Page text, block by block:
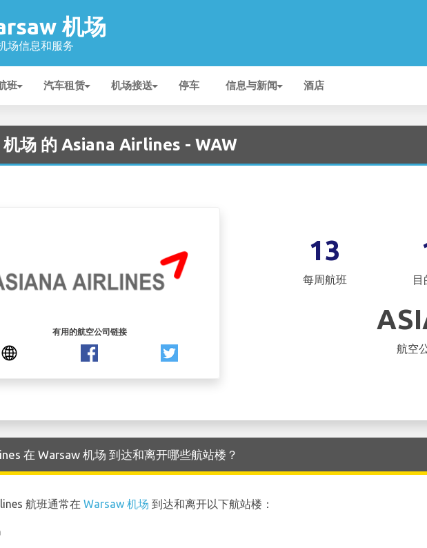
机场
场信息和服务
班 汽车租赁 机场接送 停车 信息与新闻 酒店
场 的 Asiana Airlines - WAW
有用的航空公司链接
13
每周航班 目
航空
在 Warsaw 机场 到达和离开哪些航站楼？
航班通常在 Warsaw 机场 到达和离开以下航站楼：